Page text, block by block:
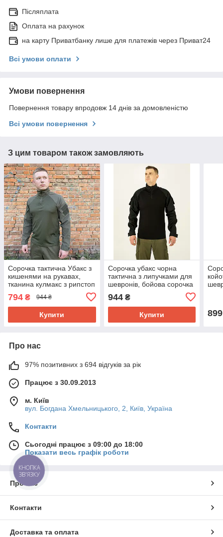
Післяплата
Оплата на рахунок
на карту Приватбанку лише для платежів через Приват24
Всі умови оплати
Умови повернення
Повернення товару впродовж 14 днів за домовленістю
Всі умови повернення
З цим товаром також замовляють
Сорочка тактична Убакс з
кишенями на рукавах,
тканина кулмакс з рипстоп
794 ₴ 944 ₴
Купити
Сорочка убакс чорна
тактична з липучками для
шевронів, бойова сорочка
944₴
Купити 899
Про нас
97% позитивних з 694 відгуків за рік
Працює з 30.09.2013
м. Київ
вул. Богдана Хмельницького, 2, Київ, Україна
Контакти
Сьогодні працює з 09:00 до 18:00
Показати весь графік роботи
Про нас
Контакти
Доставка та оплата
КНОПКА
ЗВ'ЯЗКУ